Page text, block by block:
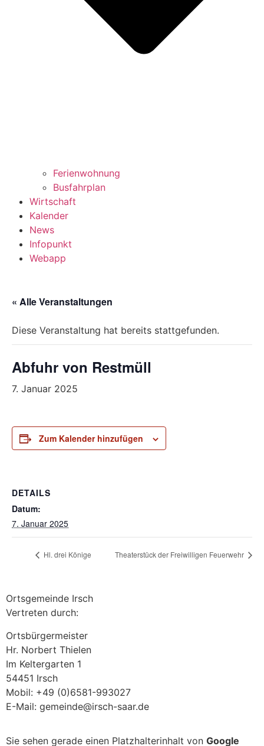
Ferienwohnung
Busfahrplan
Wirtschaft
Kalender
News
Infopunkt
Webapp
« Alle Veranstaltungen
Diese Veranstaltung hat bereits stattgefunden.
Abfuhr von Restmüll
7. Januar 2025
Zum Kalender hinzufügen
DETAILS
Datum:
7. Januar 2025
Hl. drei Könige Theaterstück der Freiwilligen Feuerwehr
Ortsgemeinde Irsch
Vertreten durch:
Ortsbürgermeister
Hr. Norbert Thielen
Im Keltergarten 1
54451 Irsch
Mobil: +49 (0)6581-993027
E-Mail: gemeinde@irsch-saar.de
Sie sehen gerade einen Platzhalterinhalt von Google